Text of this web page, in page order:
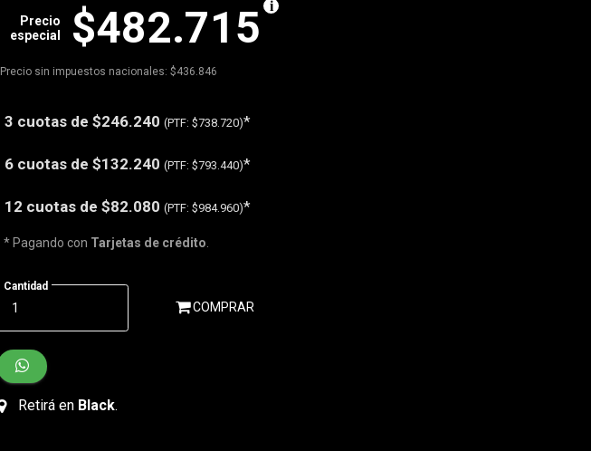
$482.715
Precio
especial
Precio sin impuestos nacionales: $436.846
3 cuotas de $246.240 (PTF: $738.720)*
6 cuotas de $132.240 (PTF: $793.440)*
12 cuotas de $82.080 (PTF: $984.960)*
* Pagando con Tarjetas de crédito
Cantidad
COMPRAR
Retirá en Black.